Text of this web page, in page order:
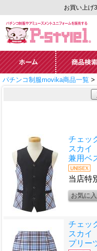
お買い上げ
ーズメントユニフォー
ム通販「P-style 1」.
ホーム 商品検索
パチンコ制服movika商品一覧 >
チェッ
スカイ
兼用ベ
当店特
チェッ
スカイ
プリー